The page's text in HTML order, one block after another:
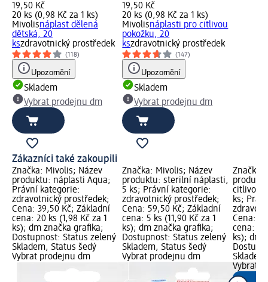
19,50 Kč
20 ks (0,98 Kč za 1 ks)
Mivolisnáplast dělená
dětská, 20
kszdravotnický prostředek
(118)
Upozornění
Skladem
Vybrat prodejnu dm
19,50 Kč
20 ks (0,98 Kč za 1 ks)
Mivolisnáplasti pro citlivou
pokožku, 20
kszdravotnický prostředek
(147)
Upozornění
Skladem
Vybrat prodejnu dm
Zákazníci také zakoupili
Značka: Mivolis; Název
produktu: náplasti Aqua;
Právní kategorie:
zdravotnický prostředek;
Cena: 39,50 Kč; Základní
cena: 20 ks (1,98 Kč za 1
ks); dm značka grafika;
Dostupnost: Status zelený
Skladem, Status šedý
Vybrat prodejnu dm
Značka: Mivolis; Název
produktu: sterilní náplasti,
5 ks; Právní kategorie:
zdravotnický prostředek;
Cena: 59,50 Kč; Základní
cena: 5 ks (11,90 Kč za 1
ks); dm značka grafika;
Dostupnost: Status zelený
Skladem, Status šedý
Vybrat prodejnu dm
Značka:
citlivou
ks;
Cena:
cena: 10
ks); dm
Vybrat